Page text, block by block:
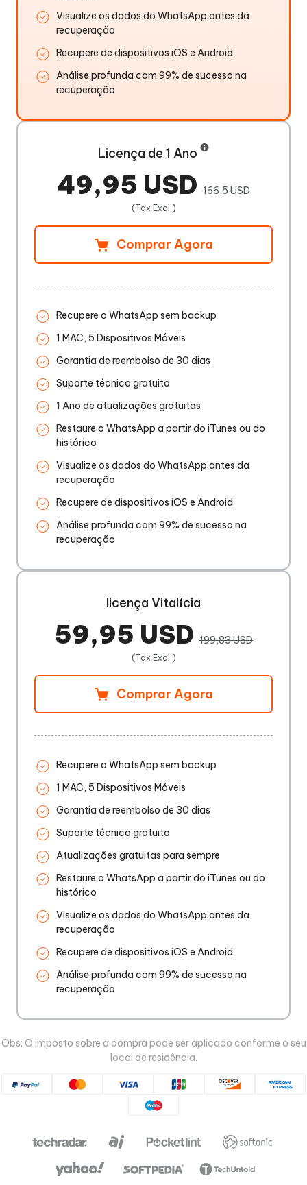
Licença de 1 Ano
49,95 USD166,5 USD
(Tax Excl.)
Comprar Agora
Recupere o WhatsApp sem backup
1 MAC, 5 Dispositivos Móveis
Garantia de reembolso de 30 dias
Suporte técnico gratuito
1 Ano de atualizações gratuitas
Restaure o WhatsApp a partir do iTunes ou do
histórico
Visualize os dados do WhatsApp antes da
recuperação
Recupere de dispositivos iOS e Android
Análise profunda com 99% de sucesso na
recuperação
Visualize os dados do WhatsApp antes da
recuperação
Recupere de dispositivos iOS e Android
Análise profunda com 99% de sucesso na
recuperação
licença Vitalícia
59,95 USD 199,83 USD
(Tax Excl.)
Comprar Agora
Recupere o WhatsApp sem backup
1 MAC, 5 Dispositivos Móveis
Garantia de reembolso de 30 dias
Suporte técnico gratuito
Atualizações gratuitas para sempre
Restaure o WhatsApp a partir do iTunes ou do
histórico
Visualize os dados do WhatsApp antes da
recuperação
Recupere de dispositivos iOS e Android
Análise profunda com 99% de sucesso na
recuperação
Obs: O imposto sobre a compra pode ser aplicado conforme o seu
local de residência.